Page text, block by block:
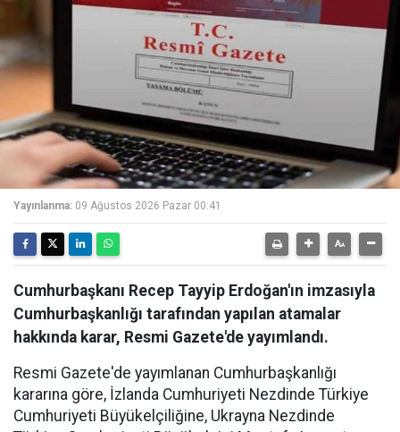
Yayınlanma: 09 Ağustos 2026 Pazar 00:41
Cumhurbaşkanı Recep Tayyip Erdoğan'ın imzasıyla
Cumhurbaşkanlığı tarafından yapılan atamalar
hakkında karar, Resmi Gazete'de yayımlandı.
Resmi Gazete'de yayımlanan Cumhurbaşkanlığı
kararına göre, İzlanda Cumhuriyeti Nezdinde Türkiye
Cumhuriyeti Büyükelçiliğine, Ukrayna Nezdinde